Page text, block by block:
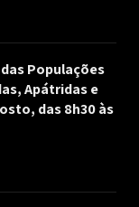
Populações
Apátridas e
das 8h30 às